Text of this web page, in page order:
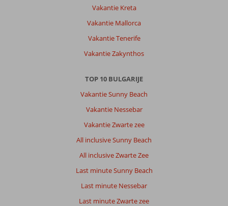
Vakantie Kreta
Vakantie Mallorca
Vakantie Tenerife
Vakantie Zakynthos
TOP 10 BULGARIJE
Vakantie Sunny Beach
Vakantie Nessebar
Vakantie Zwarte zee
All inclusive Sunny Beach
All inclusive Zwarte Zee
Last minute Sunny Beach
Last minute Nessebar
Last minute Zwarte zee